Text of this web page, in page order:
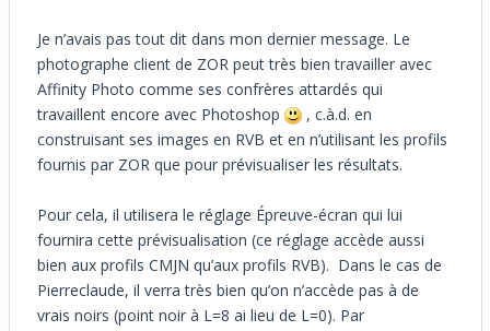
Je n’avais pas tout dit dans mon dernier message. Le
photographe client de ZOR peut très bien travailler avec
Affinity Photo comme ses confrères attardés qui
travaillent encore avec Photoshop
, c.à.d. en
construisant ses images en RVB et en n’utilisant les profils
fournis par ZOR que pour prévisualiser les résultats.
Pour cela, il utilisera le réglage Épreuve-écran qui lui
fournira cette prévisualisation (ce réglage accède aussi
bien aux profils CMJN qu’aux profils RVB). Dans le cas de
Pierreclaude, il verra très bien qu’on n’accède pas à de
vrais noirs (point noir à L=8 ai lieu de L=0). Par